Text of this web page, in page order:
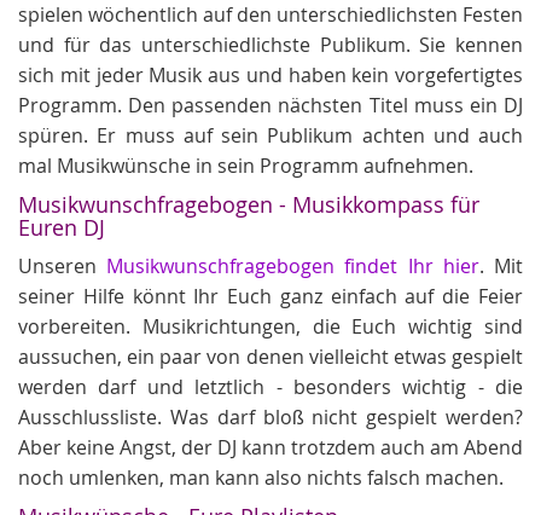
spielen wöchentlich auf den unterschiedlichsten Festen
und für das unterschiedlichste Publikum. Sie kennen
sich mit jeder Musik aus und haben kein vorgefertigtes
Programm. Den passenden nächsten Titel muss ein DJ
spüren. Er muss auf sein Publikum achten und auch
mal Musikwünsche in sein Programm aufnehmen.
Musikwunschfragebogen - Musikkompass für
Euren DJ
Unseren Musikwunschfragebogen findet Ihr hier. Mit
seiner Hilfe könnt Ihr Euch ganz einfach auf die Feier
vorbereiten. Musikrichtungen, die Euch wichtig sind
aussuchen, ein paar von denen vielleicht etwas gespielt
werden darf und letztlich - besonders wichtig - die
Ausschlussliste. Was darf bloß nicht gespielt werden?
Aber keine Angst, der DJ kann trotzdem auch am Abend
noch umlenken, man kann also nichts falsch machen.